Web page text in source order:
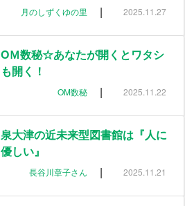
月のしずくゆの里 | 2025.11.27
OＭ数秘☆あなたが開くとワタシ
も開く！
OM数秘 | 2025.11.22
泉大津の近未来型図書館は『人に
優しい』
長谷川章子さん | 2025.11.21